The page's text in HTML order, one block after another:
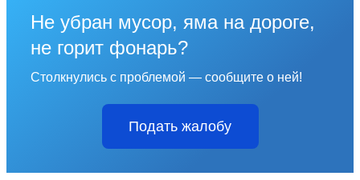
Не убран мусор, яма на дороге,
не горит фонарь?
Столкнулись с проблемой — сообщите о ней!
Подать жалобу